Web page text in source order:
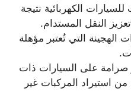
الكهربائية نتيجة
النقل المستدام.
الهجينة التي تُعتبر مؤهلة
على السيارات ذات
من استيراد المركبات غير